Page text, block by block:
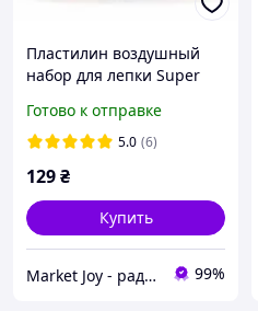
Пластилин воздушный
набор для лепки Super
качество
Готово к отправке
5.0 (6)
129₴
Купить
Market Joy - радость в каждой покупке! 99%